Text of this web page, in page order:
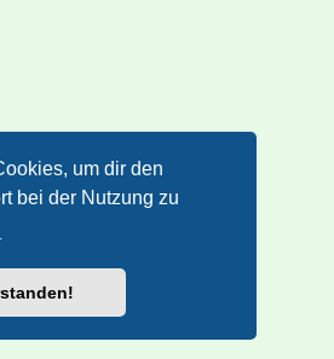
um dir den
bei der Nutzung zu